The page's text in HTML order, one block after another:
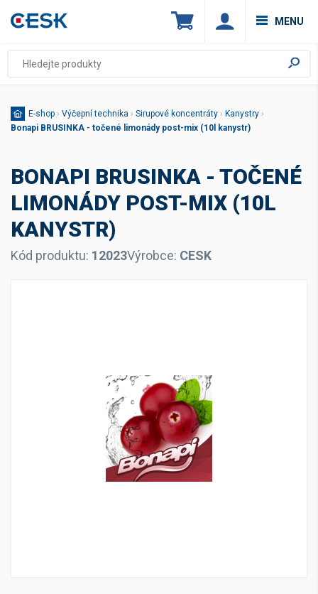
MENU
E-shop › Výčepní technika › Sirupové koncentráty › Kanystry ›
Bonapi BRUSINKA - točené limonády post-mix (10l kanystr)
BONAPI BRUSINKA - TOČENÉ
LIMONÁDY POST-MIX (10L
KANYSTR)
Kód produktu: 12023Výrobce: CESK